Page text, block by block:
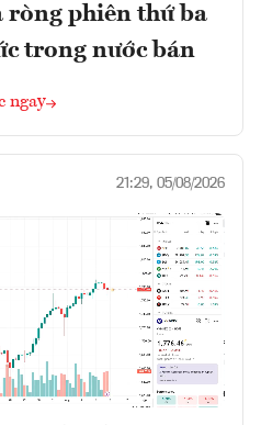
phiên thứ ba
trong nước bán
ngay
21:29, 05/08/2026